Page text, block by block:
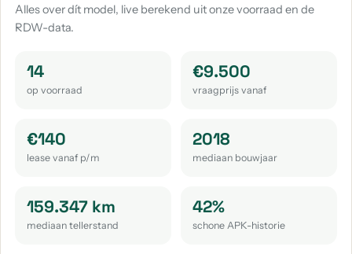
Alles over dít model, live berekend uit onze voorraad en de
RDW-data.
14
op voorraad
€9.500
vraagprijs vanaf
€140
lease vanaf p/m
2018
mediaan bouwjaar
159.347 km
mediaan tellerstand
42%
schone APK-historie